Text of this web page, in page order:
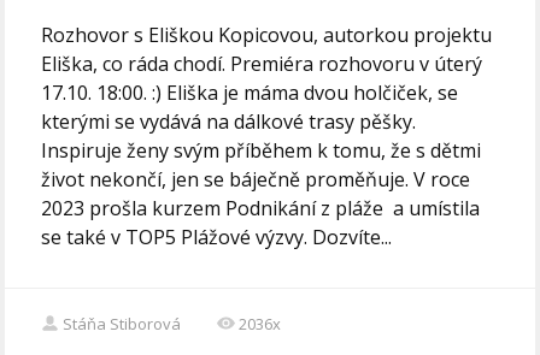
Rozhovor s Eliškou Kopicovou, autorkou projektu
Eliška, co ráda chodí. Premiéra rozhovoru v úterý
17.10. 18:00. :) Eliška je máma dvou holčiček, se
kterými se vydává na dálkové trasy pěšky.
Inspiruje ženy svým příběhem k tomu, že s dětmi
život nekončí, jen se báječně proměňuje. V roce
2023 prošla kurzem Podnikání z pláže a umístila
se také v TOP5 Plážové výzvy. Dozvíte...
Stáňa Stiborová 2036x